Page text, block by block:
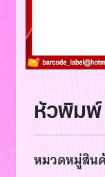
หัวพิมพ์
หมวดหมู่สิน